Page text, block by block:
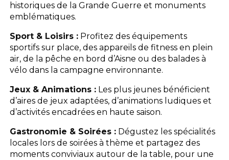
historiques de la Grande Guerre et monuments
emblématiques.
Sport & Loisirs : Profitez des équipements
sportifs sur place, des appareils de fitness en plein
air, de la pêche en bord d’Aisne ou des balades à
vélo dans la campagne environnante.
Jeux & Animations : Les plus jeunes bénéficient
d’aires de jeux adaptées, d’animations ludiques et
d’activités encadrées en haute saison.
Gastronomie & Soirées : Dégustez les spécialités
locales lors de soirées à thème et partagez des
moments conviviaux autour de la table, pour une